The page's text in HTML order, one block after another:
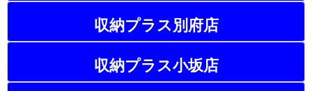
収納プラス別府店
収納プラス小坂店